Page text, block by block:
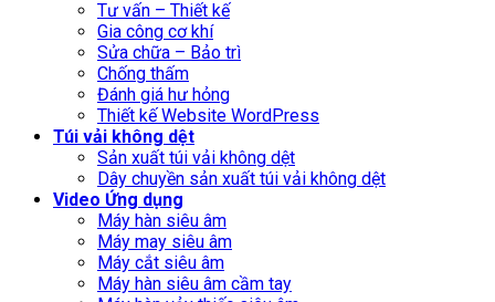
Tư vấn – Thiết kế
Gia công cơ khí
Sửa chữa – Bảo trì
Chống thấm
Đánh giá hư hỏng
Thiết kế Website WordPress
Túi vải không dệt
Sản xuất túi vải không dệt
Dây chuyền sản xuất túi vải không dệt
Video Ứng dụng
Máy hàn siêu âm
Máy may siêu âm
Máy cắt siêu âm
Máy hàn siêu âm cầm tay